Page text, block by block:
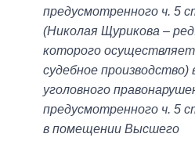
предусмотренного ч. 5
(Николая Щурикова –
которого
судебное производство)
уголовного
предусмотренного ч. 5
в помещении Высшего